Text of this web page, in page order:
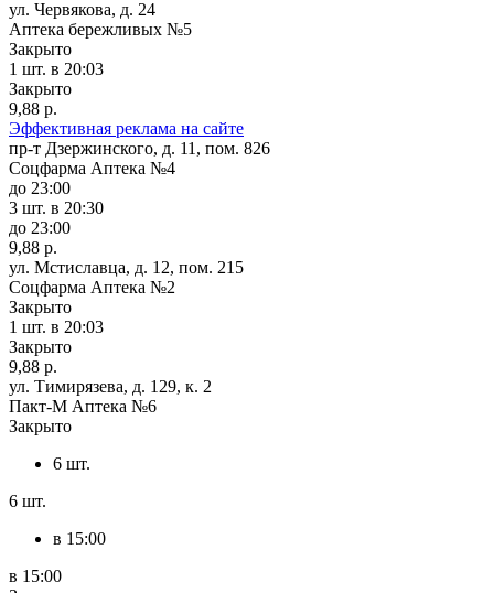
ул. Червякова, д. 24
Аптека бережливых №5
Закрыто
1 шт. в 20:03
Закрыто
9,88 р.
Эффективная реклама на сайте
пр-т Дзержинского, д. 11, пом. 826
Соцфарма Аптека №4
до 23:00
3 шт. в 20:30
до 23:00
9,88 р.
ул. Мстиславца, д. 12, пом. 215
Соцфарма Аптека №2
Закрыто
1 шт. в 20:03
Закрыто
9,88 р.
ул. Тимирязева, д. 129, к. 2
Пакт-М Аптека №6
Закрыто
6 шт.
6 шт.
в 15:00
в 15:00